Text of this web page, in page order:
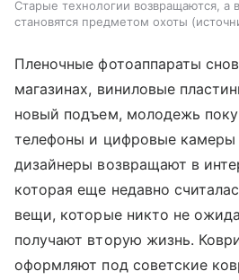
Старые технологии возвращаются, а
становятся предметом охоты
Пленочные фотоаппараты
магазинах, виниловые
новый подъем, молодежь
телефоны и цифровые камеры
дизайнеры возвращают в
которая еще недавно
вещи, которые никто не
получают вторую жизнь.
оформляют под советские